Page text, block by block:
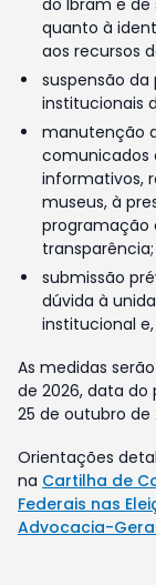
do Ibram e de
quanto à
aos recursos
suspensão
institucionais
manutenção
comunicados
informativos,
museus, à
programação
transparência;
submissão
dúvida à
institucional
As medidas
de 2026, data
25 de outubro de
Orientações
na Cartilha de
Federais nas
Advocacia-